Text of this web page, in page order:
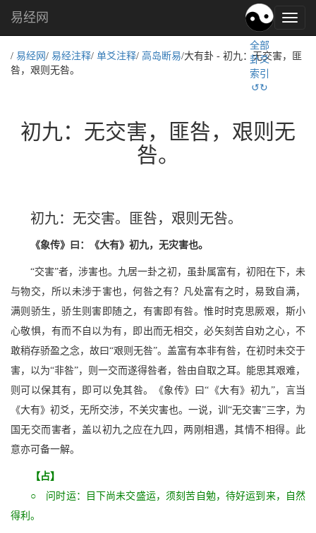
易
经
化,
易经网
全部
卦爻
索引
↺↻
/ 易经网 / 易经注释/ 单爻注释/ 高岛断易/大有卦 - 初九：无交害，匪
咎，艰则无咎。
初九：无交害，匪咎，艰则无
咎。
初九：无交害。匪咎，艰则无咎。
《象传》曰：《大有》初九，无灾害也。
“交害”者，涉害也。九居一卦之初，虽卦属富有，初阳在下，未
与物交，所以未涉于害也，何咎之有？凡处富有之时，易致自满，
满则骄生，骄生则害即随之，有害即有咎。惟时时克思厥艰，斯小
心敬惧，有而不自以为有，即出而无相交，必矢刻苦自劝之心，不
敢稍存骄盈之念，故曰“艰则无咎”。盖富有本非有咎，在初时未交于
害，以为“非咎”，则一交而遂得咎者，咎由自取之耳。能思其艰难，
则可以保其有，即可以免其咎。《象传》曰“《大有》初九”，言当
《大有》初爻，无所交涉，不关灾害也。一说，训“无交害”三字，为
国无交而害者，盖以初九之应在九四，两刚相遇，其情不相得。此
意亦可备一解。
【占】
○ 问时运：目下尚未交盛运，须刻苦自勉，待好运到来，自然
得利。